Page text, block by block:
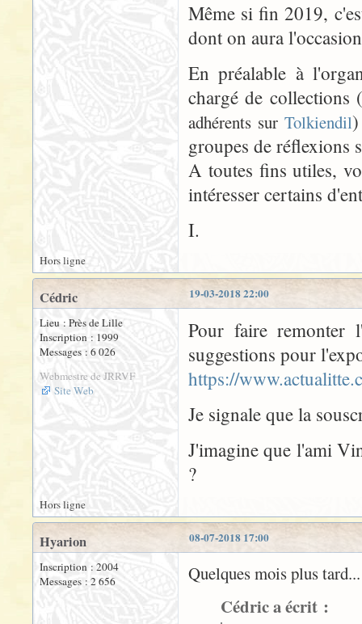
Même si fin 2019,
dont on aura
En préalable à
chargé de collections
adhérents sur Tolkiendil
groupes de réflexions
A toutes fins utiles,
intéresser certains
I.
Hors ligne
19-03-2018 22:00
Cédric
Lieu : Près de Lille
Inscription : 1999
Messages : 6 026
Webmestre de JRRVF
Site Web
Pour faire remonter
suggestions pour
https://
Je signale que la
J'imagine que l'ami
?
Hors ligne
08-07-2018 17:00
Hyarion
Inscription : 2004
Messages : 2 656
Quelques mois plus tard...
Cédric a écrit :